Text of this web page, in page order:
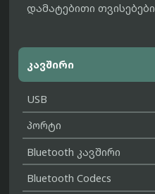
დამატებითი თვისებები
კავშირი
USB
პორტი
Bluetooth კავშირი
Bluetooth Codecs